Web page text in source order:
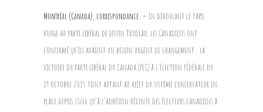
Montréal (Canada), correspondance. – En déroulant le tapis
rouge au parti libéral de Justin Trudeau, les Canadiens ont
confirmé qu’ils avaient un besoin urgent de changement : la
victoire du Parti libéral du Canada (PLC) à l’élection fédérale du
19 octobre 2015 tient autant au rejet du système conservateur en
place depuis 2006 qu’à l’adhésion récente des électeurs canadiens à